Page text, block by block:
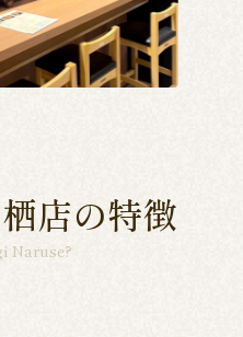
店の特徴
Naruse?